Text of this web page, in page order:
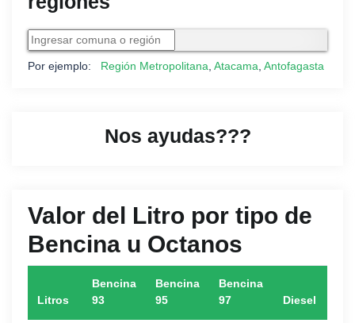
Por ejemplo: Región Metropolitana Atacama Antofagasta
Nos ayudas???
Valor del Litro por tipo de
Bencina u Octanos
Litros
Bencina
93
Bencina
95
Bencina
97
Diesel